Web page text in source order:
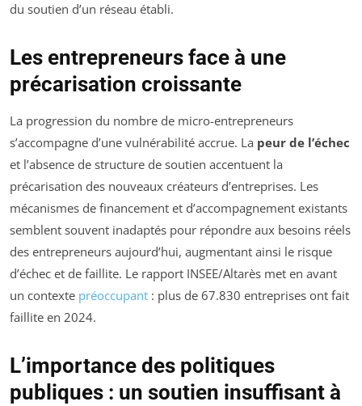
du soutien d’un réseau établi.
Les entrepreneurs face à une
précarisation croissante
La progression du nombre de micro-entrepreneurs
s’accompagne d’une vulnérabilité accrue. La peur de l’échec
et l’absence de structure de soutien accentuent la
précarisation des nouveaux créateurs d’entreprises. Les
mécanismes de financement et d’accompagnement existants
semblent souvent inadaptés pour répondre aux besoins réels
des entrepreneurs aujourd’hui, augmentant ainsi le risque
d’échec et de faillite. Le rapport INSEE/Altarès met en avant
un contexte préoccupant : plus de 67.830 entreprises ont fait
faillite en 2024.
L’importance des politiques
publiques : un soutien insuffisant à